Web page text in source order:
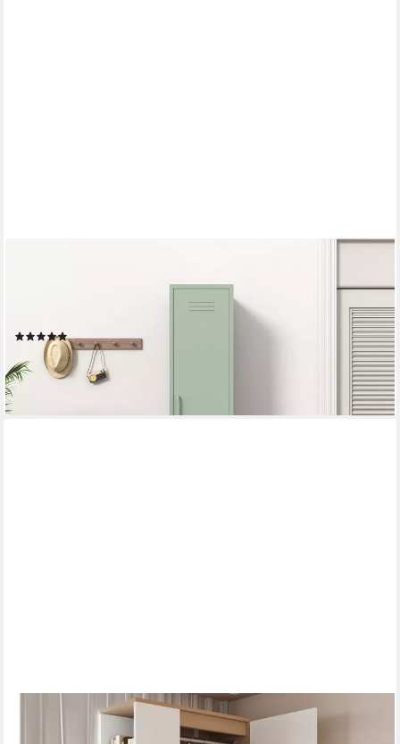
Mehrzweckschrank Spind (in 4 Farben aus Metall Stahlschrank)
in der Höhe verstellbar, abschließbar Bestseller Otto´s Choice
(5)
139,99 € UVP299,99 €
-53%
lieferbar - in 1-2 Werktagen bei dir
Kleiderschrank Eintür-Design Kleiderschrank 70x40x170cm mit